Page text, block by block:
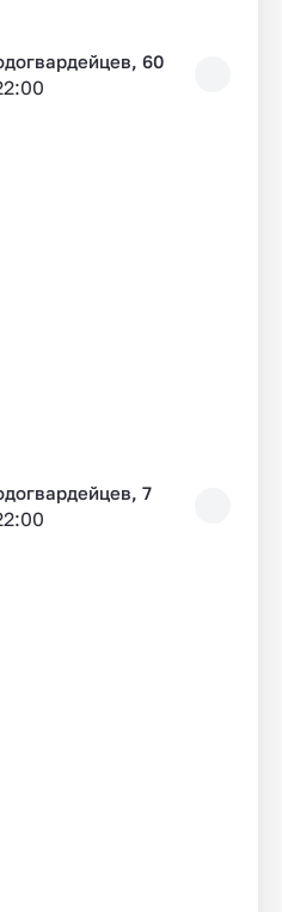
60
7